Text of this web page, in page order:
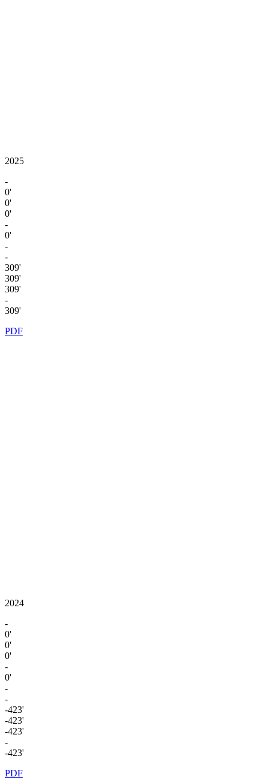
2025
-
0'
0'
0'
-
0'
-
-
309'
309'
309'
-
309'
PDF
2024
-
0'
0'
0'
-
0'
-
-
-423'
-423'
-423'
-
-423'
PDF